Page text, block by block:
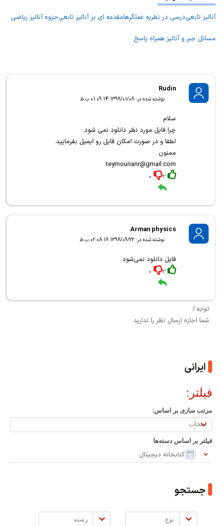
آنالیز تابعیدرسی در نظریه عملگرهامقدمه ای بر آنالیز تابعیجزوه آنالیز ریاضی
مسائل جبر و آنالیز همراه پاسخ
Rudin
نوشته شده در: 1398/01/08 01:09:14 ب.ظ
سلام
چرا فایل مورد نظر دانلود نمی شود.
لطفا و در صورت امکان فایل رو ایمیل بفرمایید.
ممنون
teymourianr@gmail.com
2
0
Arman physics
نوشته شده در: 1398/09/22 02:08:18 ب.ظ
فایل دانلود نمی‌شود
2
0
توجه !
شما اجازه ارسال نظر را ندارید.
ایرانی
فیلتر:
مرتب سازی بر اساس:
مرتب
سازی
بر
اساس:
فیلتر بر اساس دسته‌ها
کتابخانه دیجیتال
جستجو
نوع رشته